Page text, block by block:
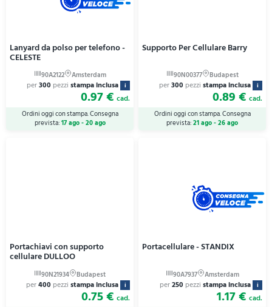
Lanyard da polso per telefono -
CELESTE
per300 pezzi stampa inclusa i
0.97 € cad.
Ordini oggi con stampa. Consegna
prevista:17 ago - 20 ago
Supporto Per Cellulare Barry
per300 pezzi stampa inclusa i
0.89 € cad.
Ordini oggi con stampa. Consegna
prevista:21 ago - 26 ago
Portachiavi con supporto
cellulare DULLOO
per400 pezzi stampa inclusa i
0.75 € cad.
Portacellulare - STANDIX
per250 pezzi stampa inclusa i
1.17 € cad.